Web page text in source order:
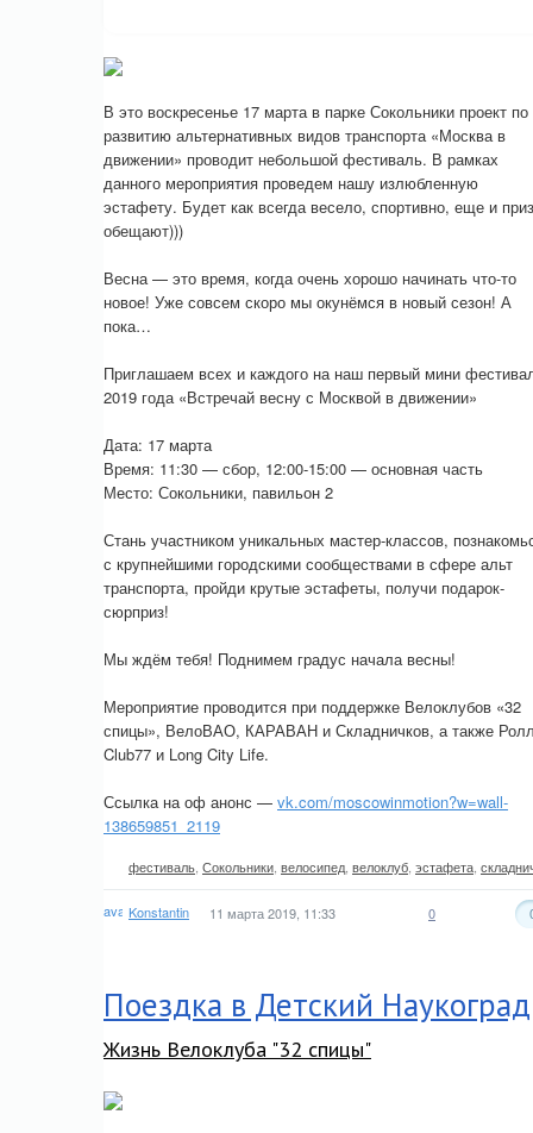
В это воскресенье 17 марта в парке Сокольники проект по
развитию альтернативных видов транспорта «Москва в
движении» проводит небольшой фестиваль. В рамках
данного мероприятия проведем нашу излюбленную
эстафету. Будет как всегда весело, спортивно, еще и
обещают)))
Весна — это время, когда очень хорошо начинать что-то
новое! Уже совсем скоро мы окунёмся в новый сезон! А
пока…
Приглашаем всех и каждого на наш первый мини
2019 года «Встречай весну с Москвой в движении»
Дата: 17 марта
Время: 11:30 — сбор, 12:00-15:00 — основная часть
Место: Сокольники, павильон 2
Стань участником уникальных мастер-классов,
с крупнейшими городскими сообществами в сфере альт
транспорта, пройди крутые эстафеты, получи подарок-
сюрприз!
Мы ждём тебя! Поднимем градус начала весны!
Мероприятие проводится при поддержке Велоклубов «32
спицы», ВелоВАО, КАРАВАН и Складничков, а также
Club77 и Long City Life.
Ссылка на оф анонс — vk.com/moscowinmotion?w=wall-
138659851_2119
фестиваль Сокольники велосипед велоклуб эстафета
Konstantin 11 марта 2019, 11:33 0
Поездка в Детский Наукоград
Жизнь Велоклуба "32 спицы"